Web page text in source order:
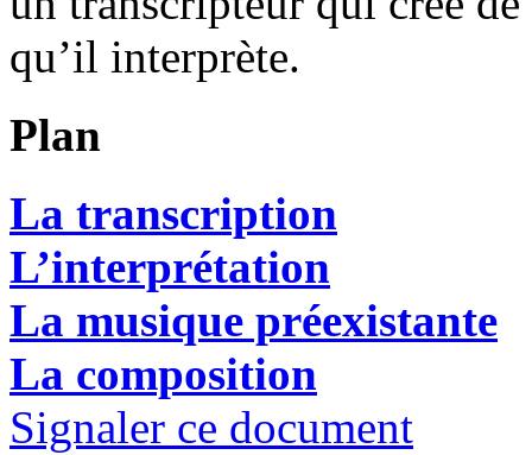
qu’il interprète.
Plan
La transcription
L’interprétation
La musique préexistante
La composition
Signaler ce document